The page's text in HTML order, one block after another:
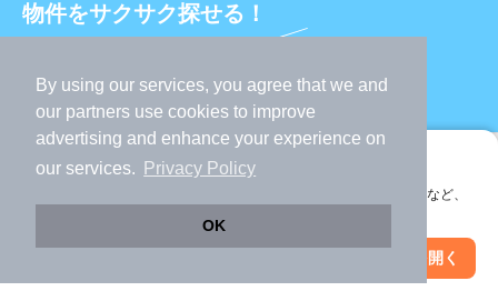
By using our services, you agree that we and
our partners use cookies to improve
advertising and enhance your experience on
our services.
Privacy Policy
OK
アプリに切り替えて、サクサクお部屋探し
会員登録なしですぐ使える。マップ検索やお気に入り保存など、
アプリを開く
物件をサクサク探せる！
アプリをダウンロード
絞り込み条件を変更